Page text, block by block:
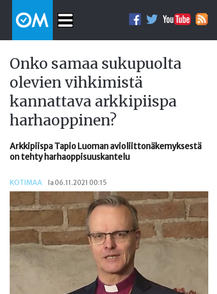
Onko samaa sukupuolta
olevien vihkimistä
kannattava arkkipiispa
harhaoppinen?
Arkkipiispa Tapio Luoman avioliittonäkemyksestä
on tehty harhaoppisuuskantelu
KOTIMAA la 06.11.2021 00:15